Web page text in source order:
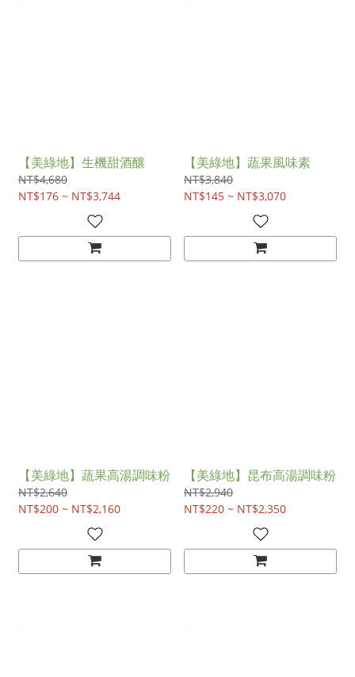
【美綠地】生機甜酒釀
NT$4,680
NT$176 ~ NT$3,744
【美綠地】蔬果風味素
NT$3,840
NT$145 ~ NT$3,070
【美綠地】蔬果高湯調味粉
NT$2,640
NT$200 ~ NT$2,160
【美綠地】昆布高湯調味粉
NT$2,940
NT$220 ~ NT$2,350